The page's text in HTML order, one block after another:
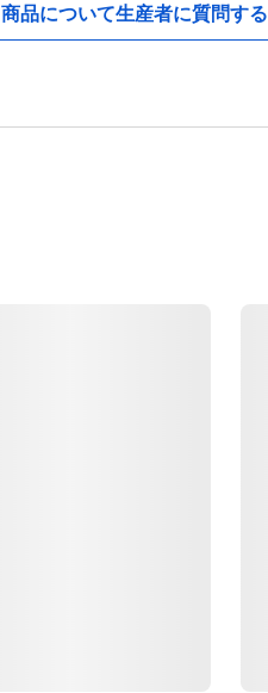
商品について生産者に質問する